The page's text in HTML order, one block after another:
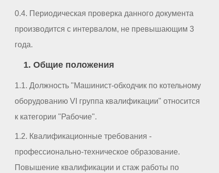
0.4. Периодическая проверка данного документа
производится с интервалом, не превышающим 3
года.
1. Общие положения
1.1. Должность "Машинист-обходчик по котельному
оборудованию VI группа квалификации" относится
к категории "Рабочие".
1.2. Квалификационные требования -
профессионально-техническое образование.
Повышение квалификации и стаж работы по